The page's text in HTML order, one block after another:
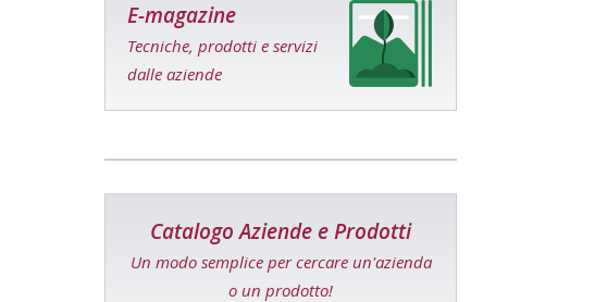
E-magazine
Tecniche, prodotti e servizi
dalle aziende
Catalogo Aziende e Prodotti
Un modo semplice per cercare un'azienda
o un prodotto!